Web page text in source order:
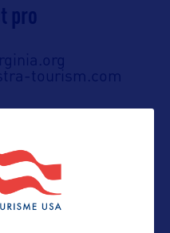
pro
tourism.com
public
tourism.com